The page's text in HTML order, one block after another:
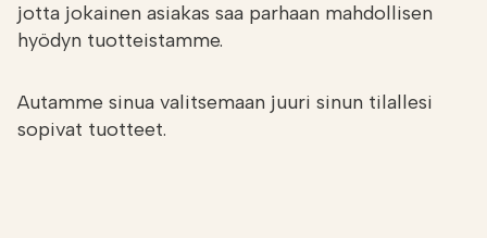
jotta jokainen asiakas saa parhaan mahdollisen
hyödyn tuotteistamme.
Autamme sinua valitsemaan juuri sinun tilallesi
sopivat tuotteet.